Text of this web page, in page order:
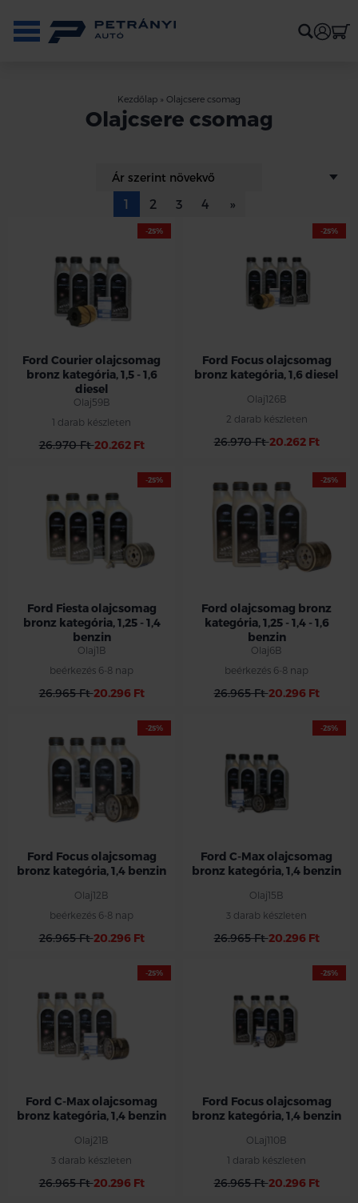
Kezdőlap » Olajcsere csomag
Olajcsere csomag
1 2 3 4 »
-25%
Ford Courier olajcsomag
bronz kategória, 1,5 - 1,6
diesel
Olaj59B
1 darab készleten
26.970 Ft20.262 Ft
-25%
Ford Focus olajcsomag
bronz kategória, 1,6 diesel
Olaj126B
2 darab készleten
26.970 Ft20.262 Ft
-25%
Ford Fiesta olajcsomag
bronz kategória, 1,25 - 1,4
benzin
Olaj1B
beérkezés 6-8 nap
26.965 Ft20.296 Ft
-25%
Ford olajcsomag bronz
kategória, 1,25 - 1,4 - 1,6
benzin
Olaj6B
beérkezés 6-8 nap
26.965 Ft20.296 Ft
-25%
Ford Focus olajcsomag
bronz kategória, 1,4 benzin
Olaj12B
beérkezés 6-8 nap
26.965 Ft20.296 Ft
-25%
Ford C-Max olajcsomag
bronz kategória, 1,4 benzin
Olaj15B
3 darab készleten
26.965 Ft20.296 Ft
-25%
Ford C-Max olajcsomag
bronz kategória, 1,4 benzin
Olaj21B
3 darab készleten
26.965 Ft20.296 Ft
-25%
Ford Focus olajcsomag
bronz kategória, 1,4 benzin
OLaj110B
1 darab készleten
26.965 Ft20.296 Ft